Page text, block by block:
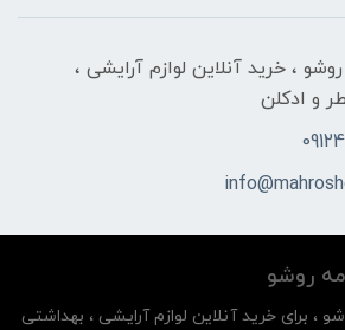
، خرید آنلاین لوازم آرایشی ،
و ادکلن
رو‌شو
، برای خرید آنلاین لوازم آرایشی ، بهداشتی